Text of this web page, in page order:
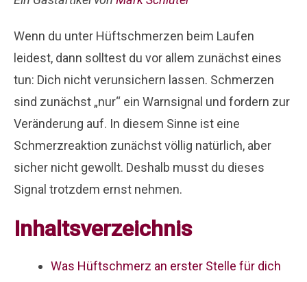
Wenn du unter Hüftschmerzen beim Laufen
leidest, dann solltest du vor allem zunächst eines
tun: Dich nicht verunsichern lassen. Schmerzen
sind zunächst „nur“ ein Warnsignal und fordern zur
Veränderung auf. In diesem Sinne ist eine
Schmerzreaktion zunächst völlig natürlich, aber
sicher nicht gewollt. Deshalb musst du dieses
Signal trotzdem ernst nehmen.
Inhaltsverzeichnis
Was Hüftschmerz an erster Stelle für dich